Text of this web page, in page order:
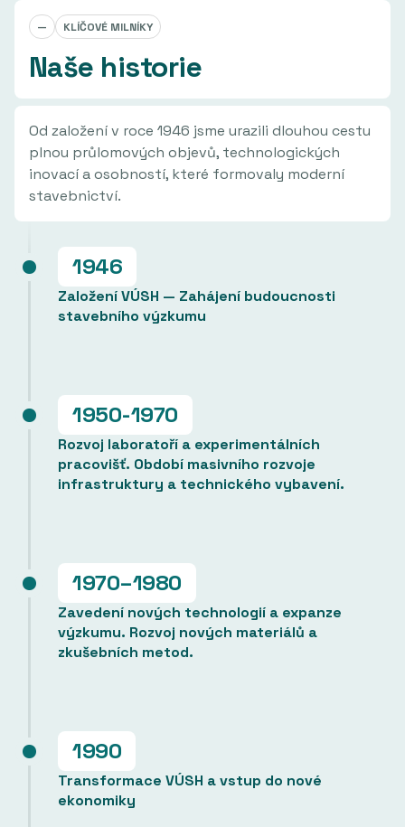
— KLÍČOVÉ MILNÍKY
Naše historie
Od založení v roce 1946 jsme urazili dlouhou cestu
plnou průlomových objevů, technologických
inovací a osobností, které formovaly moderní
stavebnictví.
1946
Založení VÚSH — Zahájení budoucnosti
stavebního výzkumu
1950-1970
Rozvoj laboratoří a experimentálních
pracovišť. Období masivního rozvoje
infrastruktury a technického vybavení.
1970–1980
Zavedení nových technologií a expanze
výzkumu. Rozvoj nových materiálů a
zkušebních metod.
1990
Transformace VÚSH a vstup do nové
ekonomiky